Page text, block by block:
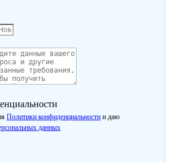
Политики конфиденциальности и даю
данных